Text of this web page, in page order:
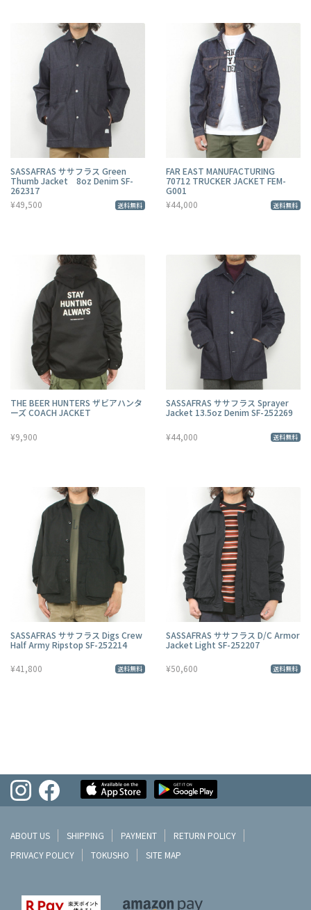
SASSAFRAS ササフラス Green
Thumb Jacket 8oz Denim SF-
262317
¥49,500
送料無料
FAR EAST MANUFACTURING
70712 TRUCKER JACKET FEM-
G001
¥44,000
送料無料
THE BEER HUNTERS ザビアハンタ
ーズ COACH JACKET
¥9,900
SASSAFRAS ササフラス Sprayer
Jacket 13.5oz Denim SF-252269
¥44,000 送料無料
SASSAFRAS ササフラス Digs Crew
Half Army Ripstop SF-252214
¥41,800 送料無料
SASSAFRAS ササフラス D/C Armor
Jacket Light SF-252207
¥50,600 送料無料
ABOUT US SHIPPING PAYMENT
RETURN POLICY
PRIVACY POLICY
TOKUSHO SITE MAP